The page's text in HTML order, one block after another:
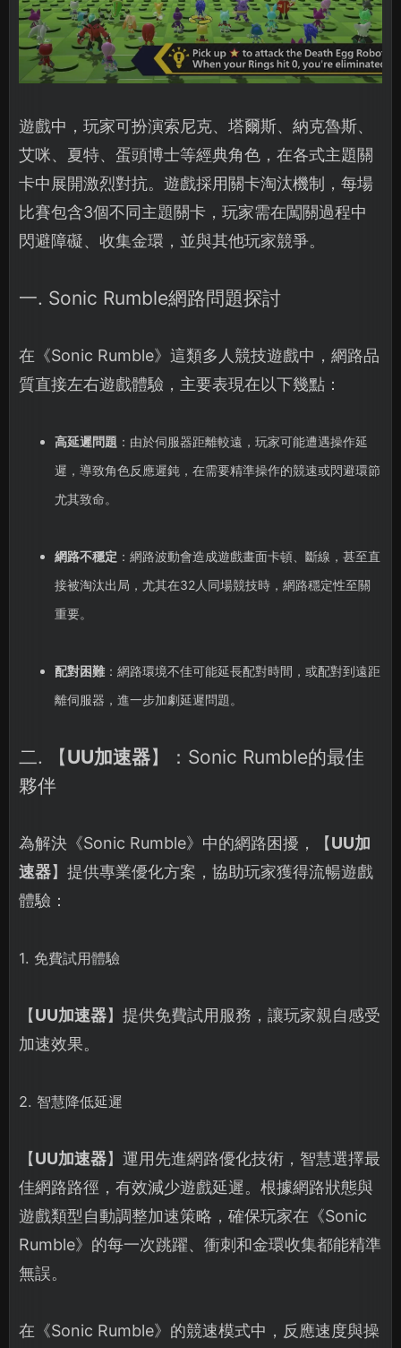
遊戲中，玩家可扮演索尼克、塔爾斯、納克魯斯、
艾咪、夏特、蛋頭博士等經典角色，在各式主題關
卡中展開激烈對抗。遊戲採用關卡淘汰機制，每場
比賽包含3個不同主題關卡，玩家需在闖關過程中
閃避障礙、收集金環，並與其他玩家競爭。
一. Sonic Rumble網路問題探討
在《Sonic Rumble》這類多人競技遊戲中，網路品
質直接左右遊戲體驗，主要表現在以下幾點：
高延遲問題 ：由於伺服器距離較遠，玩家可能遭遇操作延
遲，導致角色反應遲鈍，在需要精準操作的競速或閃避環節
尤其致命。
網路不穩定 ：網路波動會造成遊戲畫面卡頓、斷線，甚至直
接被淘汰出局，尤其在32人同場競技時，網路穩定性至關
重要。
配對困難：網路環境不佳可能延長配對時間，或配對到遠距
離伺服器，進一步加劇延遲問題。
二. 【UU加速器】：Sonic Rumble的最佳
夥伴
為解決《Sonic Rumble》中的網路困擾，【UU加
速器】提供專業優化方案，協助玩家獲得流暢遊戲
體驗：
1. 免費試用體驗
【UU加速器】提供免費試用服務，讓玩家親自感受
加速效果。
2. 智慧降低延遲
【UU加速器】運用先進網路優化技術，智慧選擇最
佳網路路徑，有效減少遊戲延遲。根據網路狀態與
遊戲類型自動調整加速策略，確保玩家在《Sonic
Rumble》的每一次跳躍、衝刺和金環收集都能精準
無誤。
在《Sonic Rumble》的競速模式中，反應速度與操